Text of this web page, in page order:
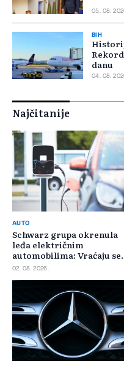
05. 08.
BIH
danu
04. 08.
Najčitanije
AUTO
Schwarz grupa okrenula
leđa električnim
automobilima: Vraćaju se
benzincima i dizelašima
02. 08. 2026.